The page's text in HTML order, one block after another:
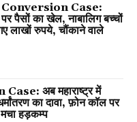
Case:
पर पैसों का खेल, नाबालिग बच्चों
लाखों रुपये, चौंकाने वाले
अब महाराष्ट्र में
का दावा, फ़ोन कॉल पर
मचा हड़कम्प